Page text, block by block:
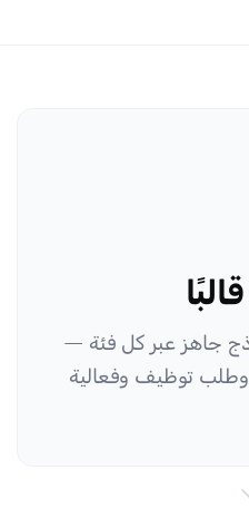
من 100 نموذج جاهز عبر كل فئة —
وطلب توظيف وفعالية